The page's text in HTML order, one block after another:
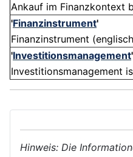
Ankauf im Finanzkontext
'Finanzinstrument'
Finanzinstrument
'Investitionsmanagement'
Investitionsmanagement
Hinweis: Die